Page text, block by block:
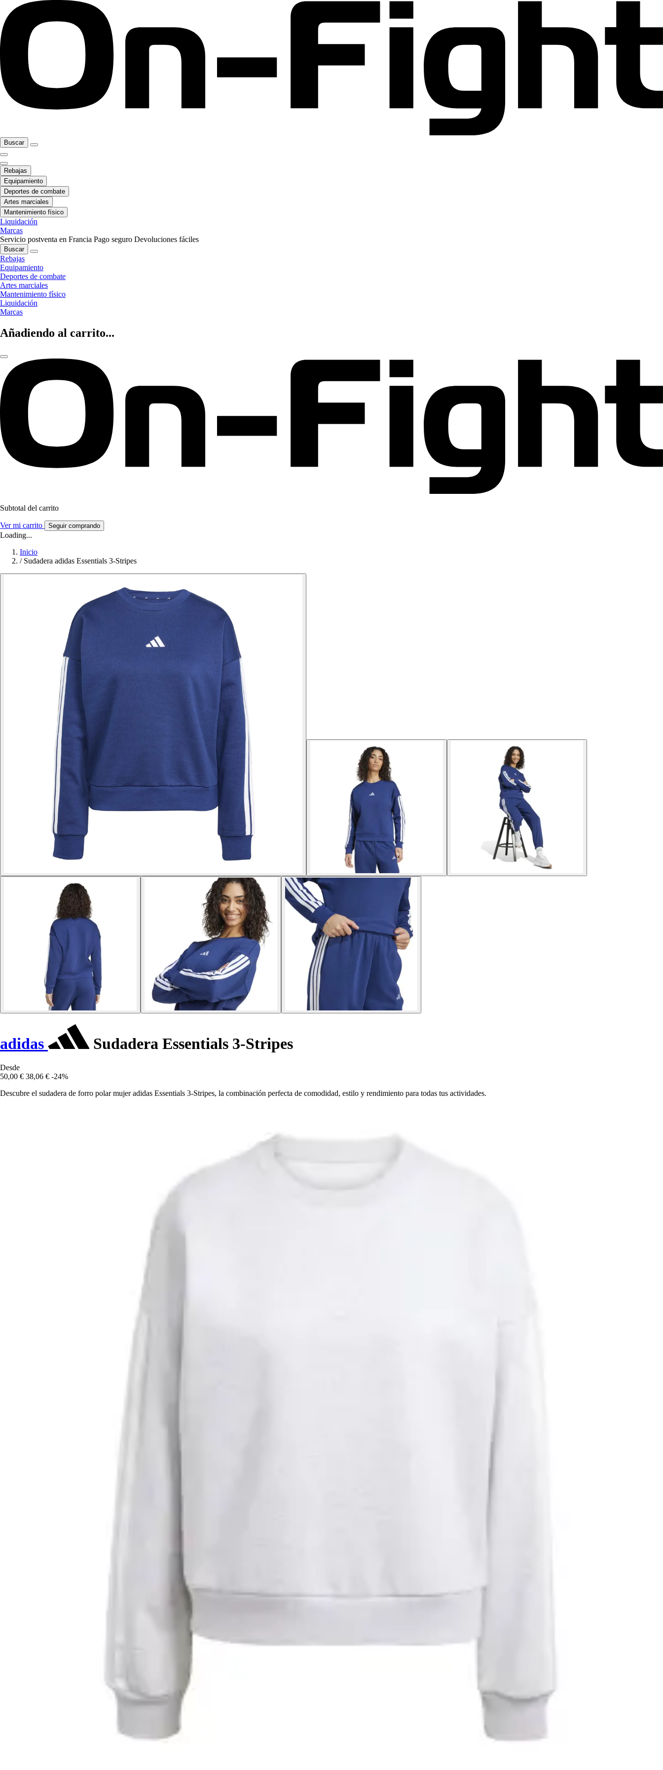
Buscar
Rebajas
Equipamiento
Deportes de combate
Artes marciales
Mantenimiento físico
Liquidación
Marcas
Servicio postventa en Francia Pago seguro Devoluciones fáciles
Buscar
Rebajas
Equipamiento
Deportes de combate
Artes marciales
Mantenimiento físico
Liquidación
Marcas
Añadiendo al carrito...
Subtotal del carrito
Ver mi carrito Seguir comprando
Loading...
Inicio
/ Sudadera adidas Essentials 3-Stripes
adidas Sudadera Essentials 3-Stripes
Desde
50,00 € 38,06 € -24%
Descubre el sudadera de forro polar mujer adidas Essentials 3-Stripes, la combinación perfecta de comodidad, estilo y rendimiento para todas tus actividades.